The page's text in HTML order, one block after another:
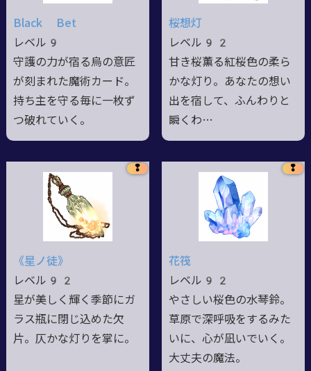
Black Bet
レベル9
守護の力が宿る烏の意匠
が刻まれた魔術カード。
持ち主を守る毎に一枚ず
つ破れていく。
桜想灯
レベル92
甘き桜薫る紅桜色の柔ら
かな灯り。あなたの想い
出を宿して、ふんわりと
瞬くわ…
❢
《星ノ徒》
レベル92
星が美しく輝く季節にガ
ラス瓶に閉じ込めた欠
片。仄かな灯りを掌に。
❢
花筏
レベル92
やさしい桜色の水琴鈴。
草原で深呼吸をするみた
いに、心が凪いでいく。
大丈夫の魔法。